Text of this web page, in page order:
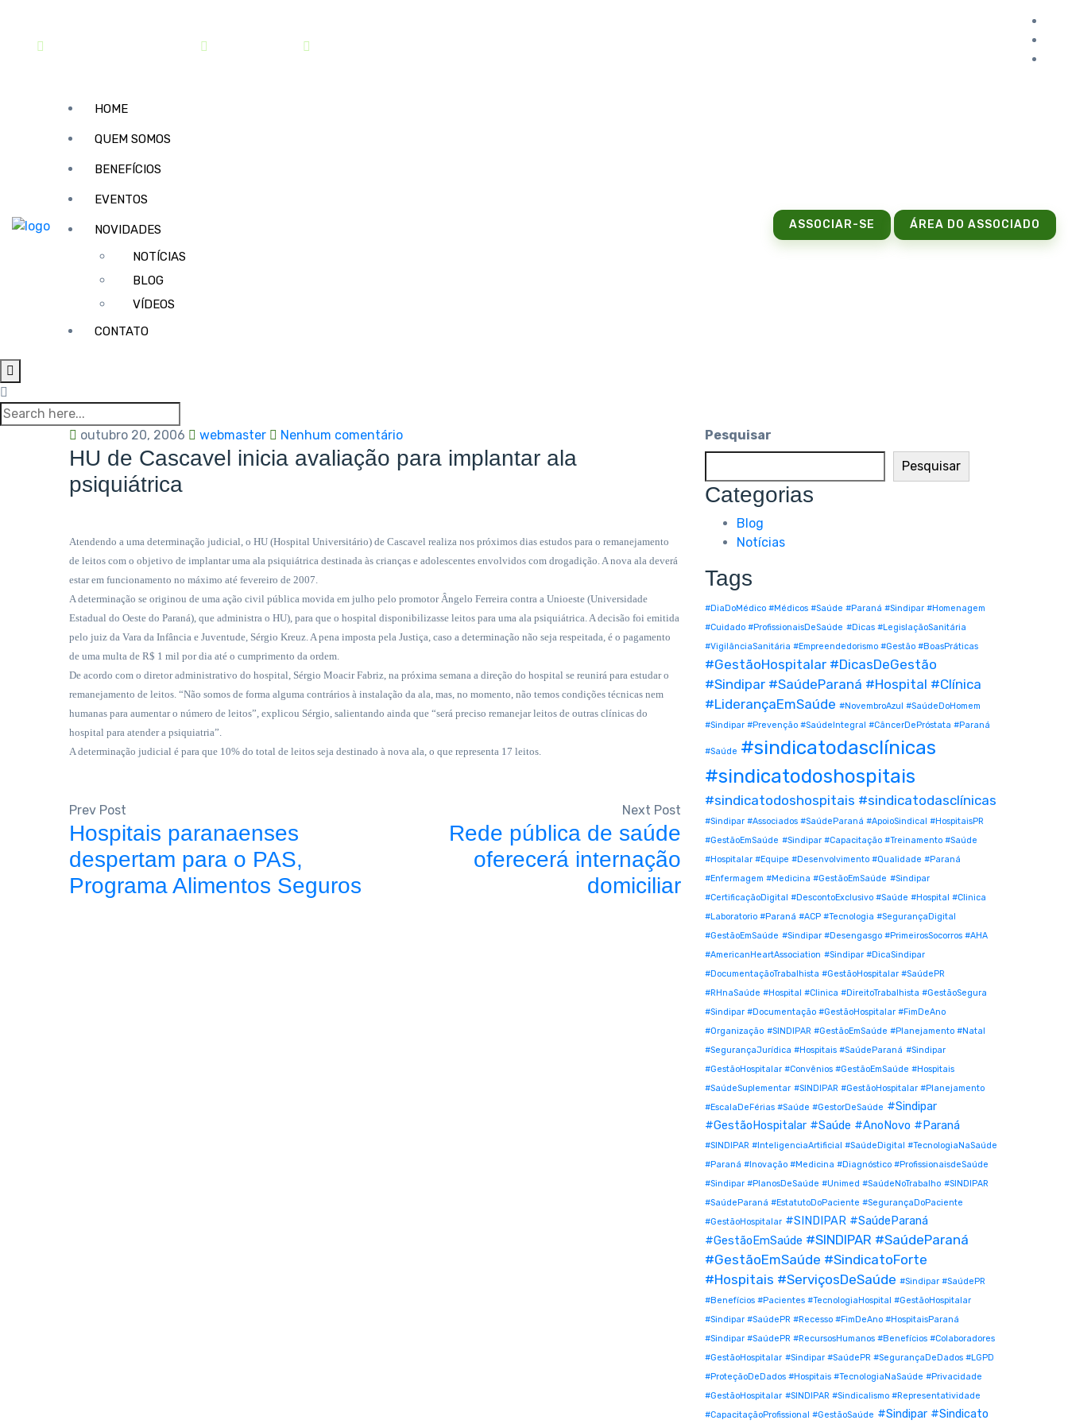
HOME
QUEM SOMOS
BENEFÍCIOS
EVENTOS
NOVIDADES
NOTÍCIAS
BLOG
VÍDEOS
CONTATO
ASSOCIAR-SE ÁREA DO ASSOCIADO
outubro 20, 2006 webmaster Nenhum comentário
HU de Cascavel inicia avaliação para implantar ala
psiquiátrica
Atendendo a uma determinação judicial, o HU (Hospital Universitário) de Cascavel realiza nos próximos dias estudos para o remanejamento
de leitos com o objetivo de implantar uma ala psiquiátrica destinada às crianças e adolescentes envolvidos com drogadição. A nova ala deverá
estar em funcionamento no máximo até fevereiro de 2007.
A determinação se originou de uma ação civil pública movida em julho pelo promotor Ângelo Ferreira contra a Unioeste (Universidade
Estadual do Oeste do Paraná), que administra o HU), para que o hospital disponibilizasse leitos para uma ala psiquiátrica. A decisão foi emitida
pelo juiz da Vara da Infância e Juventude, Sérgio Kreuz. A pena imposta pela Justiça, caso a determinação não seja respeitada, é o pagamento
de uma multa de R$ 1 mil por dia até o cumprimento da ordem.
De acordo com o diretor administrativo do hospital, Sérgio Moacir Fabriz, na próxima semana a direção do hospital se reunirá para estudar o
remanejamento de leitos. “Não somos de forma alguma contrários à instalação da ala, mas, no momento, não temos condições técnicas nem
humanas para aumentar o número de leitos”, explicou Sérgio, salientando ainda que “será preciso remanejar leitos de outras clínicas do
hospital para atender a psiquiatria”.
A determinação judicial é para que 10% do total de leitos seja destinado à nova ala, o que representa 17 leitos.
Prev Post
Hospitais paranaenses
despertam para o PAS,
Programa Alimentos Seguros
Next Post
Rede pública de saúde
oferecerá internação
domiciliar
Pesquisar
Pesquisar
Categorias
Blog
Notícias
Tags
#DiaDoMédico #Médicos #Saúde #Paraná #Sindipar #Homenagem
#Cuidado #ProfissionaisDeSaúde #Dicas #LegislaçãoSanitária
#VigilânciaSanitária #Empreendedorismo #Gestão #BoasPráticas
#GestãoHospitalar #DicasDeGestão
#Sindipar #SaúdeParaná #Hospital #Clínica
#LiderançaEmSaúde #NovembroAzul #SaúdeDoHomem
#Sindipar #Prevenção #SaúdeIntegral #CâncerDePróstata #Paraná
#Saúde #sindicatodasclínicas
#sindicatodoshospitais
#sindicatodoshospitais #sindicatodasclínicas
#Sindipar #Associados #SaúdeParaná #ApoioSindical #HospitaisPR
#GestãoEmSaúde #Sindipar #Capacitação #Treinamento #Saúde
#Hospitalar #Equipe #Desenvolvimento #Qualidade #Paraná
#Enfermagem #Medicina #GestãoEmSaúde #Sindipar
#CertificaçãoDigital #DescontoExclusivo #Saúde #Hospital #Clinica
#Laboratorio #Paraná #ACP #Tecnologia #SegurançaDigital
#GestãoEmSaúde #Sindipar #Desengasgo #PrimeirosSocorros #AHA
#AmericanHeartAssociation #Sindipar #DicaSindipar
#DocumentaçãoTrabalhista #GestãoHospitalar #SaúdePR
#RHnaSaúde #Hospital #Clinica #DireitoTrabalhista #GestãoSegura
#Sindipar #Documentação #GestãoHospitalar #FimDeAno
#Organização #SINDIPAR #GestãoEmSaúde #Planejamento #Natal
#SegurançaJurídica #Hospitais #SaúdeParaná #Sindipar
#GestãoHospitalar #Convênios #GestãoEmSaúde #Hospitais
#SaúdeSuplementar #SINDIPAR #GestãoHospitalar #Planejamento
#EscalaDeFérias #Saúde #GestorDeSaúde #Sindipar
#GestãoHospitalar #Saúde #AnoNovo #Paraná
#SINDIPAR #InteligenciaArtificial #SaúdeDigital #TecnologiaNaSaúde
#Paraná #Inovação #Medicina #Diagnóstico #ProfissionaisdeSaúde
#Sindipar #PlanosDeSaúde #Unimed #SaúdeNoTrabalho #SINDIPAR
#SaúdeParaná #EstatutoDoPaciente #SegurançaDoPaciente
#GestãoHospitalar #SINDIPAR #SaúdeParaná
#GestãoEmSaúde #SINDIPAR #SaúdeParaná
#GestãoEmSaúde #SindicatoForte
#Hospitais #ServiçosDeSaúde #Sindipar #SaúdePR
#Benefícios #Pacientes #TecnologiaHospital #GestãoHospitalar
#Sindipar #SaúdePR #Recesso #FimDeAno #HospitaisParaná
#Sindipar #SaúdePR #RecursosHumanos #Benefícios #Colaboradores
#GestãoHospitalar #Sindipar #SaúdePR #SegurançaDeDados #LGPD
#ProteçãoDeDados #Hospitais #TecnologiaNaSaúde #Privacidade
#GestãoHospitalar #SINDIPAR #Sindicalismo #Representatividade
#CapacitaçãoProfissional #GestãoSaúde #Sindipar #Sindicato